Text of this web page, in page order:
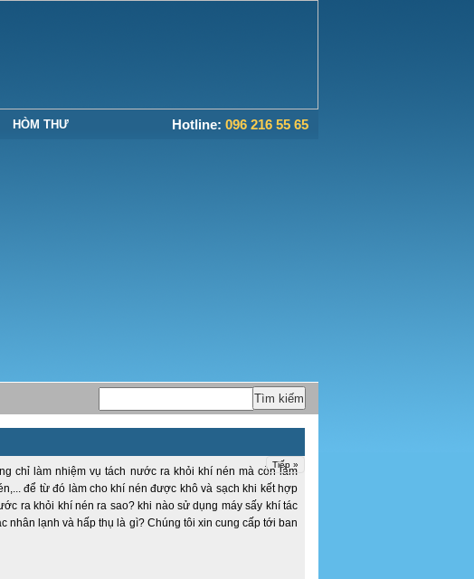
Hotline: 096 216 55 65
HÒM THƯ
chỉ làm nhiệm vụ tách nước ra khỏi khí nén mà còn làm
để từ đó làm cho khí nén được khô và sạch khi kết hợp
ra khỏi khí nén ra sao? khi nào sử dụng máy sấy khí tác
nhân lạnh và hấp thụ là gì? Chúng tôi xin cung cấp tới ban
Tiếp »